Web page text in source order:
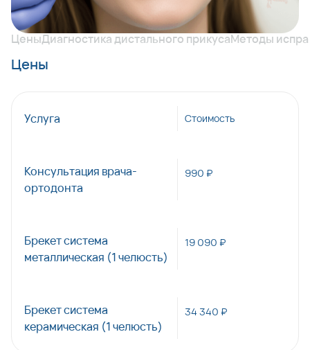
ЦеныДиагностика дистального прикусаМетоды
Цены
Услуга Стоимость
Консультация врача-
ортодонта
990 ₽
Брекет система
металлическая (1 челюсть)
19 090 ₽
Брекет система
керамическая (1 челюсть)
34 340 ₽